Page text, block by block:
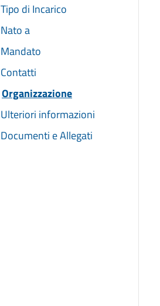
Tipo di Incarico
Nato a
Mandato
Contatti
Organizzazione
Ulteriori informazioni
Documenti e Allegati